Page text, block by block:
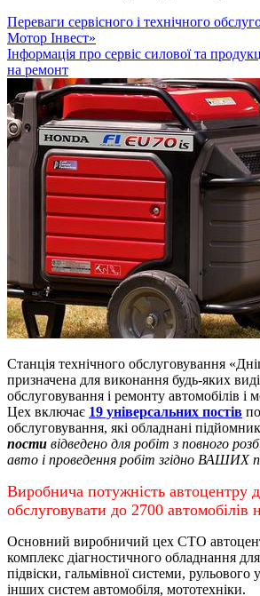
Переваги сервісного і технічного
Мотор Інвест»
Інформація про сервіс силової та
на ремонт
Станція технічного обслуговування
призначена для виконання будь-яких
обслуговування і ремонту автомобілів і
Цех включає 19 універсальних постів
обслуговування, які обладнані
пости відведено для робіт з повного
авто і проведення робіт згідно ВАШИХ
Виробнича потужність автоцентру
обслуговувати до 2700 автомобілів
Основний виробничий цех СТО
комплекс діагностичного обладнання
підвіски, гальмівної системи, рульового
інших систем автомобіля, мототехніки.